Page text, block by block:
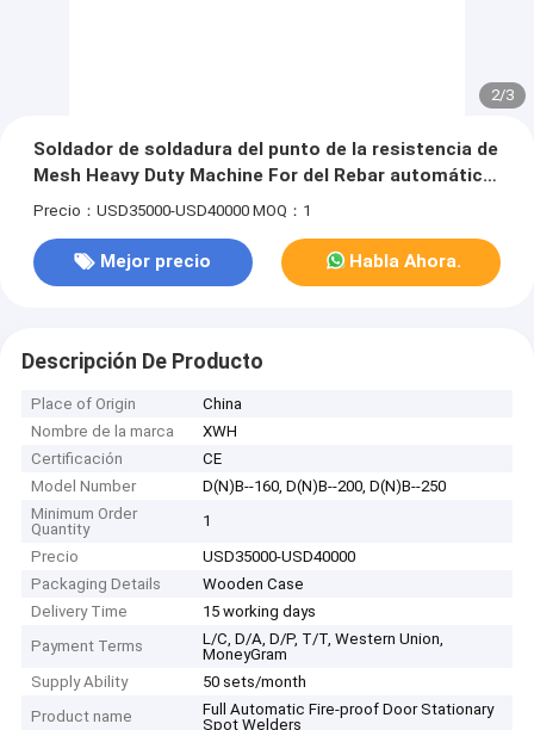
2/3
Soldador de soldadura del punto de la resistencia de
Mesh Heavy Duty Machine For del Rebar automático
del metal
Precio：USD35000-USD40000 MOQ：1
Mejor precio Habla Ahora.
Descripción De Producto
Place of Origin
China
Nombre de la marca
XWH
Certificación
CE
Model Number
D(N)B--160, D(N)B--200, D(N)B--250
Minimum Order
Quantity
1
Precio
USD35000-USD40000
Packaging Details
Wooden Case
Delivery Time
15 working days
Payment Terms
L/C, D/A, D/P, T/T, Western Union,
MoneyGram
Supply Ability
50 sets/month
Product name
Full Automatic Fire-proof Door Stationary
Spot Welders